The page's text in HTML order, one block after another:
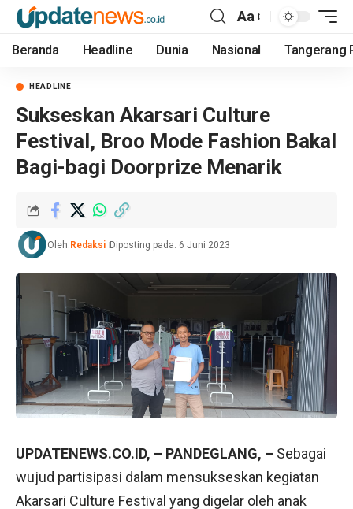
Aa
Beranda Headline Dunia Nasional Tangerang
HEADLINE
Sukseskan Akarsari Culture
Festival, Broo Mode Fashion Bakal
Bagi-bagi Doorprize Menarik
Oleh: Redaksi Diposting pada: 6 Juni 2023
UPDATENEWS.CO.ID, – PANDEGLANG, – Sebagai
wujud partisipasi dalam mensukseskan kegiatan
Akarsari Culture Festival yang digelar oleh anak